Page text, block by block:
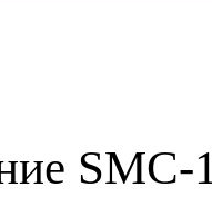
SMC-